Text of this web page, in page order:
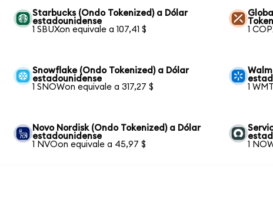
Starbucks (Ondo Tokenized) a Dólar
estadounidense
1 SBUXon equivale a 107,41 $
1
Snowflake (Ondo Tokenized) a Dólar
estadounidense
1 SNOWon equivale a 317,27 $
1
Novo Nordisk (Ondo Tokenized) a Dólar
estadounidense
1 NVOon equivale a 45,97 $
1